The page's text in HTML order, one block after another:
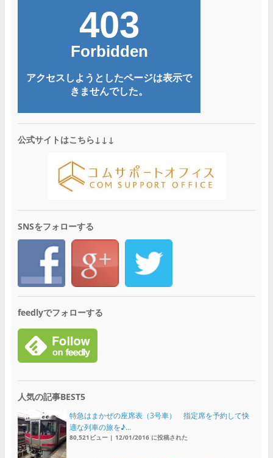
公式サイトはこちら↓↓↓
SNSをフォローする
feedlyでフォローする
人気の記事BEST5
特急はまかぜの座席表（3号車） 指定席を予約して快
適な列車の旅を♪...
80,521ビュー| 12/01/2016 に投稿された